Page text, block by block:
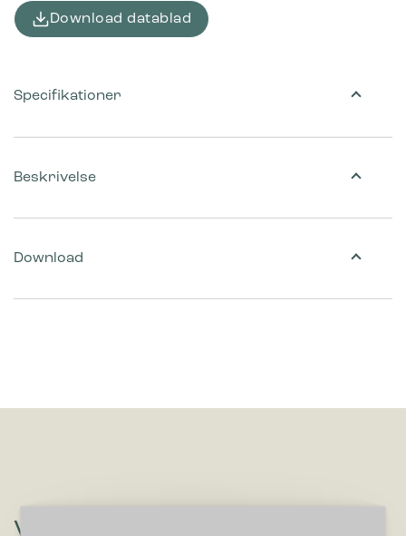
Download datablad
Beskrivelse
Download
Specifikationer